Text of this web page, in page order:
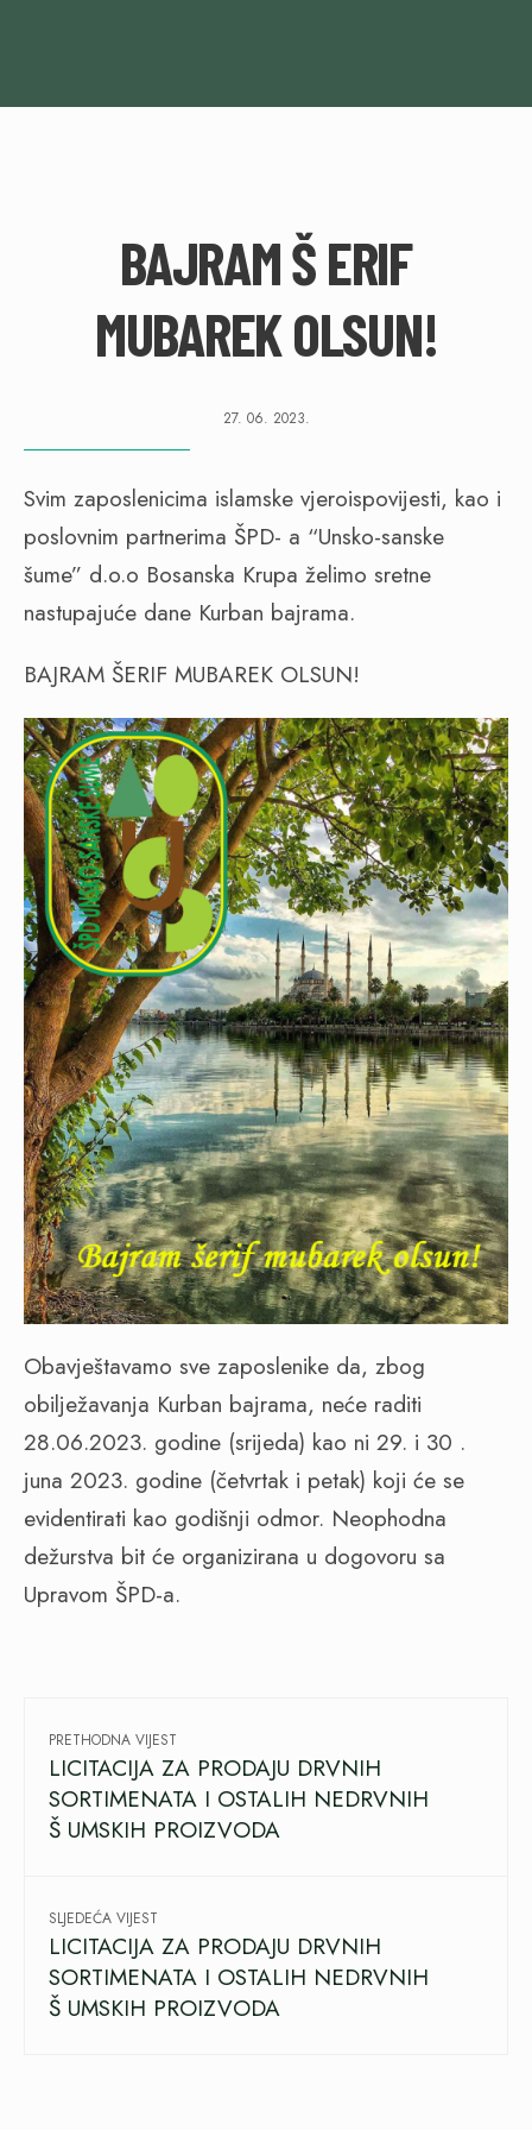
BAJRAM Š ERIF
MUBAREK OLSUN!
27. 06. 2023.
Svim zaposlenicima islamske vjeroispovijesti, kao i
poslovnim partnerima ŠPD- a “Unsko-sanske
šume” d.o.o Bosanska Krupa želimo sretne
nastupajuće dane Kurban bajrama.
BAJRAM ŠERIF MUBAREK OLSUN!
Obavještavamo sve zaposlenike da, zbog
obilježavanja Kurban bajrama, neće raditi
28.06.2023. godine (srijeda) kao ni 29. i 30 .
juna 2023. godine (četvrtak i petak) koji će se
evidentirati kao godišnji odmor. Neophodna
dežurstva bit će organizirana u dogovoru sa
Upravom ŠPD-a.
PRETHODNA VIJEST
LICITACIJA ZA PRODAJU DRVNIH
SORTIMENATA I OSTALIH NEDRVNIH
Š UMSKIH PROIZVODA
SLJEDEĆA VIJEST
LICITACIJA ZA PRODAJU DRVNIH
SORTIMENATA I OSTALIH NEDRVNIH
Š UMSKIH PROIZVODA